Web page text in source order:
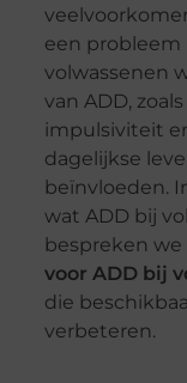
een probleem
volwassenen
van ADD,
impulsiviteit
dagelijkse
beïnvloeden.
wat ADD bij
bespreken
voor ADD bij
die
verbeteren.